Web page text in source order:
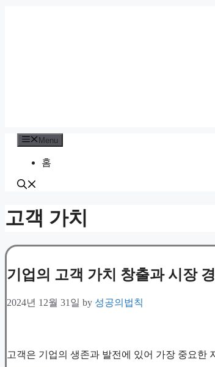
Menu
홈
고객 가치
기업의 고객 가치 창출과 시장
2024년 12월 31일 by 성공의법칙
고객은 기업의 생존과 발전에 있어 가장 중요